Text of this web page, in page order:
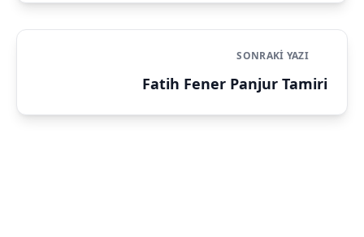
SONRAKI YAZI
Fatih Fener Panjur Tamiri